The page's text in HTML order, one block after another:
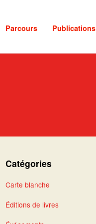
Parcours Publications
Catégories
Carte blanche
Éditions de livres